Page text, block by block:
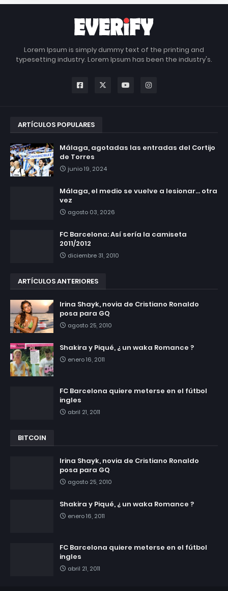
Lorem Ipsum is simply dummy text of the printing and
typesetting industry. Lorem Ipsum has been the industry's.
ARTÍCULOS POPULARES
Málaga, agotadas las entradas del Cortijo
de Torres
junio 19, 2024
Málaga, el medio se vuelve a lesionar... otra
vez
agosto 03, 2026
FC Barcelona: Así sería la camiseta
2011/2012
diciembre 31, 2010
ARTÍCULOS ANTERIORES
Irina Shayk, novia de Cristiano Ronaldo
posa para GQ
agosto 25, 2010
Shakira y Piqué, ¿ un waka Romance ?
enero 16, 2011
FC Barcelona quiere meterse en el fútbol
ingles
abril 21, 2011
BITCOIN
Irina Shayk, novia de Cristiano Ronaldo
posa para GQ
agosto 25, 2010
Shakira y Piqué, ¿ un waka Romance ?
enero 16, 2011
FC Barcelona quiere meterse en el fútbol
ingles
abril 21, 2011